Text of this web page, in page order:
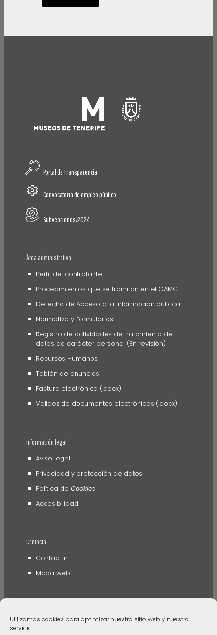
Utilizamos cookies para optimizar nuestro sitio web y nuestro
servicio.
Portal de Transparencia
Convocatoria de empleo público
Subvenciones/2024
Área administrativa
Perfil del contratante
Procedimientos que se tramitan en el OAMC
Derecho de Acceso a la información pública
Normativa y Formularios
Registro de actividades de tratamiento de
datos de carácter personal (En revisión)
Recursos Humanos
Tablón de anuncios
Factura electrónica (.docx)
Validez de documentos electrónicos (.docx)
Información legal
Aviso legal
Privacidad y protección de datos
Política de Cookies
Accesibilidad
Contacta
Contactar
Mapa web